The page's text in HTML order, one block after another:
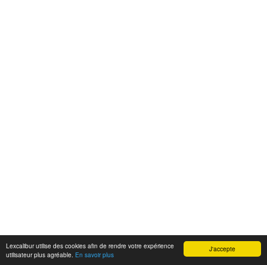
J'accepte
Lexcalibur utilise des cookies afin de rendre votre expérience
utilisateur plus agréable. En savoir plus